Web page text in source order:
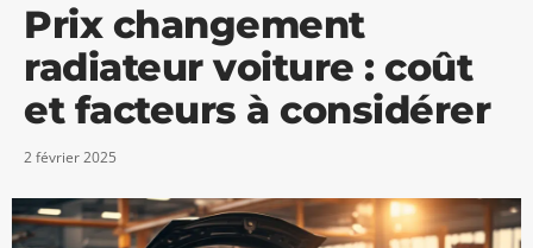
Prix changement
radiateur voiture : coût
et facteurs à considérer
2 février 2025